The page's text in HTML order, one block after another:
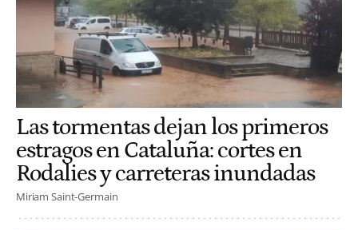
Las tormentas dejan los primeros
estragos en Cataluña: cortes en
Rodalies y carreteras inundadas
Miriam Saint-Germain